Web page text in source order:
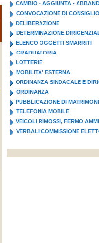
CAMBIO - AGGIUNTA -
CONVOCAZIONE DI CONSIGLIO
DELIBERAZIONE
DETERMINAZIONE
ELENCO OGGETTI SMARRITI
GRADUATORIA
LOTTERIE
MOBILITA' ESTERNA
ORDINANZA SINDACALE E
ORDINANZA
PUBBLICAZIONE DI
TELEFONIA MOBILE
VEICOLI RIMOSSI, FERMO
VERBALI COMMISSIONE